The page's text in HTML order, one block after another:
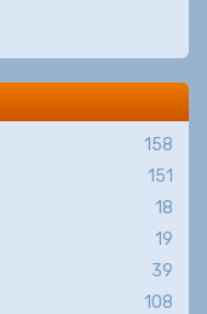
158
151
18
19
39
108